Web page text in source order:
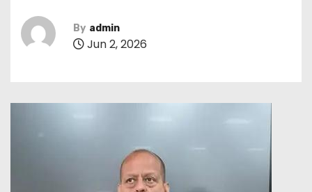
By admin
Jun 2, 2026